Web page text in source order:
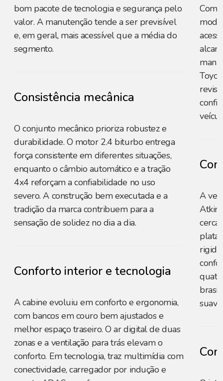
bom pacote de tecnologia e segurança pelo
valor. A manutenção tende a ser previsível
e, em geral, mais acessível que a média do
segmento.
Consistência mecânica
O conjunto mecânico prioriza robustez e
durabilidade. O motor 2.4 biturbo entrega
força consistente em diferentes situações,
enquanto o câmbio automático e a tração
4x4 reforçam a confiabilidade no uso
severo. A construção bem executada e a
tradição da marca contribuem para a
sensação de solidez no dia a dia.
Conforto interior e tecnologia
A cabine evoluiu em conforto e ergonomia,
com bancos em couro bem ajustados e
melhor espaço traseiro. O ar digital de duas
zonas e a ventilação para trás elevam o
conforto. Em tecnologia, traz multimídia com
conectividade, carregador por indução e
Com
A
cerca